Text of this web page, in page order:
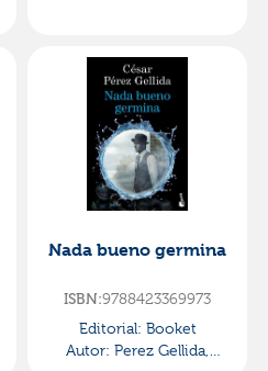
Nada bueno germina
ISBN:9788423369973
Editorial: Booket
Autor: Perez Gellida,